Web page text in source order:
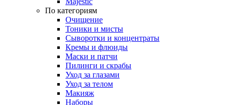
По категориям
Очищение
Тоники и мисты
Сыворотки и концентраты
Кремы и флюиды
Маски и патчи
Пилинги и скрабы
Уход за глазами
Уход за телом
Макияж
Наборы